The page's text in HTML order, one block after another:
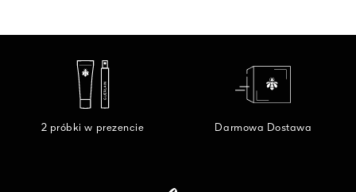
2 próbki w prezencie Darmowa Dostawa